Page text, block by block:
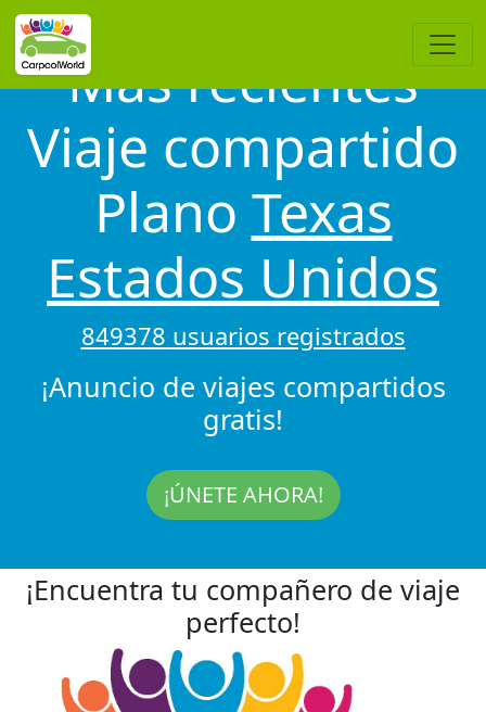
Más recientes
Viaje compartido
Plano Texas
Estados Unidos
849378 usuarios registrados
¡Anuncio de viajes compartidos
gratis!
¡ÚNETE AHORA!
¡Encuentra tu compañero de viaje
perfecto!